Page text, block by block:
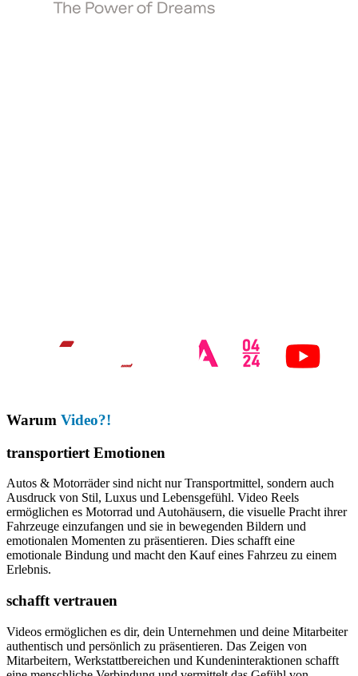
Warum Video?!
transportiert Emotionen
Autos & Motorräder sind nicht nur Transportmittel, sondern auch
Ausdruck von Stil, Luxus und Lebensgefühl. Video Reels
ermöglichen es Motorrad und Autohäusern, die visuelle Pracht ihrer
Fahrzeuge einzufangen und sie in bewegenden Bildern und
emotionalen Momenten zu präsentieren. Dies schafft eine
emotionale Bindung und macht den Kauf eines Fahrzeu zu einem
Erlebnis.
schafft vertrauen
Videos ermöglichen es dir, dein Unternehmen und deine Mitarbeiter
authentisch und persönlich zu präsentieren. Das Zeigen von
Mitarbeitern, Werkstattbereichen und Kundeninteraktionen schafft